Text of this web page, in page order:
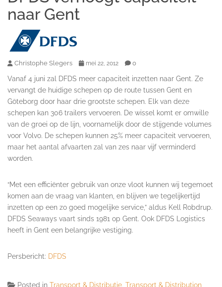
naar Gent
Christophe Slegers mei 22, 2012 0
Vanaf 4 juni zal DFDS meer capaciteit inzetten naar Gent. Ze
vervangt de huidige schepen op de route tussen Gent en
Göteborg door haar drie grootste schepen. Elk van deze
schepen kan 306 trailers vervoeren. De wissel komt er omwille
van de groei op de lijn, voornamelijk door de stijgende volumes
voor Volvo. De schepen kunnen 25% meer capaciteit vervoeren,
maar het aantal afvaarten zal van zes naar vijf verminderd
worden.
“Met een efficiënter gebruik van onze vloot kunnen wij tegemoet
komen aan de vraag van klanten, en blijven we tegelijkertijd
inzetten op een zo goed mogelijke service,” aldus Kell Robdrup.
DFDS Seaways vaart sinds 1981 op Gent. Ook DFDS Logistics
heeft in Gent een belangrijke vestiging.
Persbericht: DFDS
Posted in Transport & Distributie Transport & Distribution